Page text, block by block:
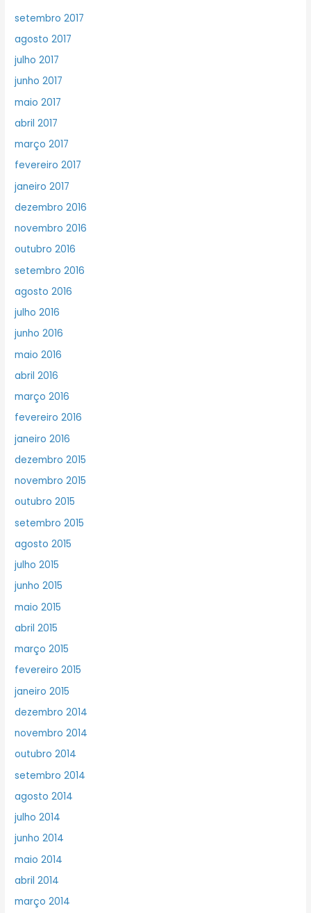
setembro 2017
agosto 2017
julho 2017
junho 2017
maio 2017
abril 2017
março 2017
fevereiro 2017
janeiro 2017
dezembro 2016
novembro 2016
outubro 2016
setembro 2016
agosto 2016
julho 2016
junho 2016
maio 2016
abril 2016
março 2016
fevereiro 2016
janeiro 2016
dezembro 2015
novembro 2015
outubro 2015
setembro 2015
agosto 2015
julho 2015
junho 2015
maio 2015
abril 2015
março 2015
fevereiro 2015
janeiro 2015
dezembro 2014
novembro 2014
outubro 2014
setembro 2014
agosto 2014
julho 2014
junho 2014
maio 2014
abril 2014
março 2014